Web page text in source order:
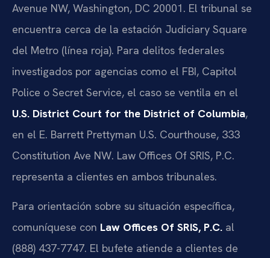
Avenue NW, Washington, DC 20001. El tribunal se
encuentra cerca de la estación Judiciary Square
del Metro (línea roja). Para delitos federales
investigados por agencias como el FBI, Capitol
Police o Secret Service, el caso se ventila en el
U.S. District Court for the District of Columbia,
en el E. Barrett Prettyman U.S. Courthouse, 333
Constitution Ave NW. Law Offices Of SRIS, P.C.
representa a clientes en ambos tribunales.
Para orientación sobre su situación específica,
comuníquese con Law Offices Of SRIS, P.C. al
(888) 437-7747. El bufete atiende a clientes de